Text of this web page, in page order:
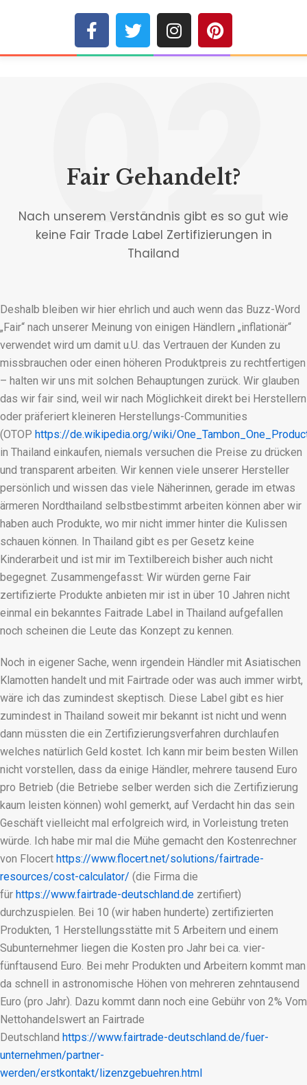
02
Fair Gehandelt?
Nach unserem Verständnis gibt es so gut wie
keine Fair Trade Label Zertifizierungen in
Thailand
Deshalb bleiben wir hier ehrlich und auch wenn das Buzz-Word
„Fair“ nach unserer Meinung von einigen Händlern „inflationär“
verwendet wird um damit u.U. das Vertrauen der Kunden zu
missbrauchen oder einen höheren Produktpreis zu rechtfertigen
– halten wir uns mit solchen Behauptungen zurück. Wir glauben
das wir fair sind, weil wir nach Möglichkeit direkt bei Herstellern
oder präferiert kleineren Herstellungs-Communities
(OTOP https://de.wikipedia.org/wiki/
in Thailand einkaufen, niemals versuchen die Preise zu drücken
und transparent arbeiten. Wir kennen viele unserer Hersteller
persönlich und wissen das viele Näherinnen, gerade im etwas
ärmeren Nordthailand selbstbestimmt arbeiten können aber wir
haben auch Produkte, wo mir nicht immer hinter die Kulissen
schauen können. In Thailand gibt es per Gesetz keine
Kinderarbeit und ist mir im Textilbereich bisher auch nicht
begegnet. Zusammengefasst: Wir würden gerne Fair
zertifizierte Produkte anbieten mir ist in über 10 Jahren nicht
einmal ein bekanntes Faitrade Label in Thailand aufgefallen
noch scheinen die Leute das Konzept zu kennen.
Noch in eigener Sache, wenn irgendein Händler mit Asiatischen
Klamotten handelt und mit Fairtrade oder was auch immer wirbt,
wäre ich das zumindest skeptisch. Diese Label gibt es hier
zumindest in Thailand soweit mir bekannt ist nicht und wenn
dann müssten die ein Zertifizierungsverfahren durchlaufen
welches natürlich Geld kostet. Ich kann mir beim besten Willen
nicht vorstellen, dass da einige Händler, mehrere tausend Euro
pro Betrieb (die Betriebe selber werden sich die Zertifizierung
kaum leisten können) wohl gemerkt, auf Verdacht hin das sein
Geschäft vielleicht mal erfolgreich wird, in Vorleistung treten
würde. Ich habe mir mal die Mühe gemacht den Kostenrechner
von Flocert https://www.flocert.net/solutions/fairtrade-
resources/cost-calculator/ (die Firma die
für https://www.fairtrade-deutschland.de zertifiert)
durchzuspielen. Bei 10 (wir haben hunderte) zertifizierten
Produkten, 1 Herstellungsstätte mit 5 Arbeitern und einem
Subunternehmer liegen die Kosten pro Jahr bei ca. vier-
fünftausend Euro. Bei mehr Produkten und Arbeitern kommt man
da schnell in astronomische Höhen von mehreren zehntausend
Euro (pro Jahr). Dazu kommt dann noch eine Gebühr von 2% Vom
Nettohandelswert an Fairtrade
Deutschland https://www.fairtrade-deutschland.de/fuer-
unternehmen/partner-
werden/erstkontakt/lizenzgebuehren.html